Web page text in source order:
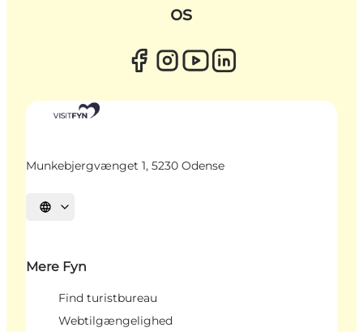
os
Munkebjergvænget 1, 5230 Odense
Vælg sprog
Mere Fyn
Find turistbureau
Webtilgængelighed